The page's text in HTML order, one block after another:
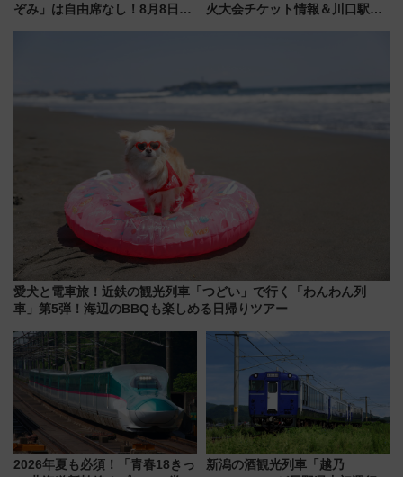
ぞみ」は自由席なし！8月8日午
火大会チケット情報＆川口駅か
愛犬と電車旅！近鉄の観光列車「つどい」で行く「わんわん列
車」第5弾！海辺のBBQも楽しめる日帰りツアー
2026年夏も必須！「青春18きっ
新潟の酒観光列車「越乃